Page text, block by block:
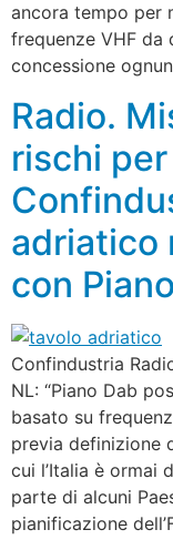
ancora tempo per
frequenze VHF da
concessione
Radio.
rischi
adriatico
con
Confindustria
NL: “Piano Dab
basato su
previa definizione
cui l’Italia è ormai
parte di alcuni
pianificazione